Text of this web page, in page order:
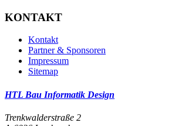
KONTAKT
Kontakt
Partner & Sponsoren
Impressum
Sitemap
HTL Bau Informatik Design
Trenkwalderstraße 2